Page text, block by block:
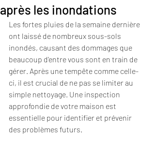
après les inondations
Les fortes pluies de la semaine dernière
ont laissé de nombreux sous-sols
inondés, causant des dommages que
beaucoup d'entre vous sont en train de
gérer. Après une tempête comme celle-
ci, il est crucial de ne pas se limiter au
simple nettoyage. Une inspection
approfondie de votre maison est
essentielle pour identifier et prévenir
des problèmes futurs.